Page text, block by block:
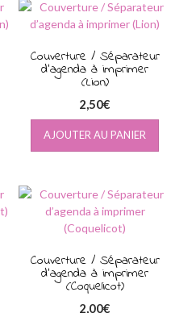
Couverture / Séparateur
d’agenda à imprimer
(Lion)
2,50€
AJOUTER AU PANIER
Couverture / Séparateur
d’agenda à imprimer
(Coquelicot)
2,00€